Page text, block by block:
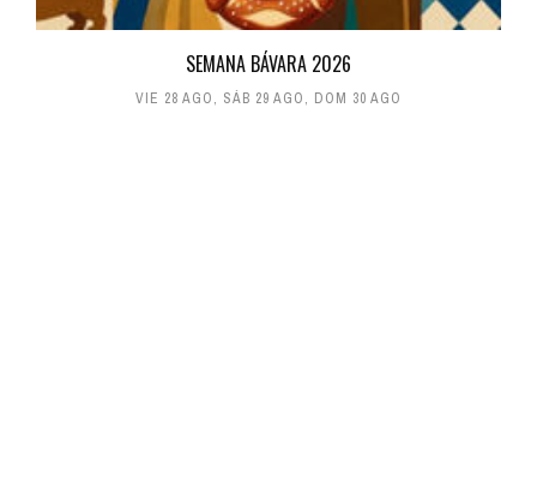
SEMANA BÁVARA 2026
VIE 28 AGO, SÁB 29 AGO, DOM 30 AGO